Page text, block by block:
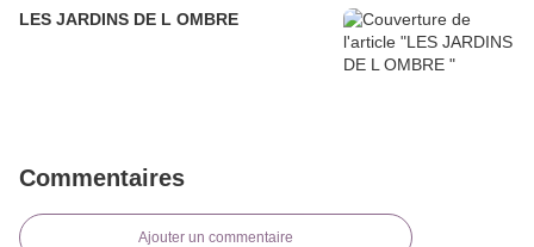
LES JARDINS DE L OMBRE
Commentaires
Ajouter un commentaire